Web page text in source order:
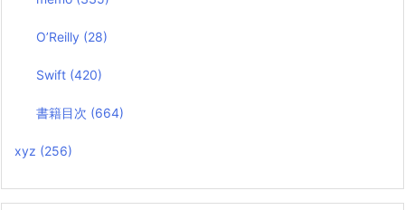
O’Reilly (28)
Swift (420)
書籍目次 (664)
xyz (256)